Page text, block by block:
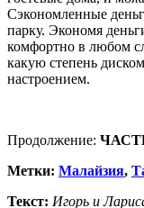
Сэкономленные
парку. Экономя
комфортно в любом
какую степень
настроением.
Продолжение:
Метки: Малайзия,
Текст: Игорь и